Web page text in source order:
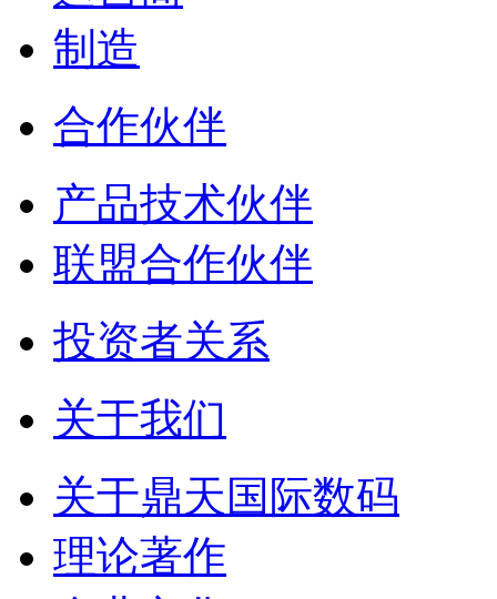
制造
合作伙伴
产品技术伙伴
联盟合作伙伴
投资者关系
关于我们
关于鼎天国际数码
理论著作